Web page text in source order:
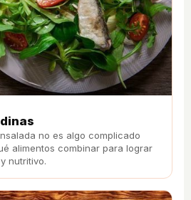
no es algo complicado
alimentos combinar para lograr
nutritivo.